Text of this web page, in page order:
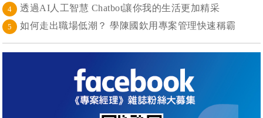
4 透過AI人工智慧 Chatbot讓你我的生活更加精采
5 如何走出職場低潮？ 學陳國欽用專案管理快速稱霸